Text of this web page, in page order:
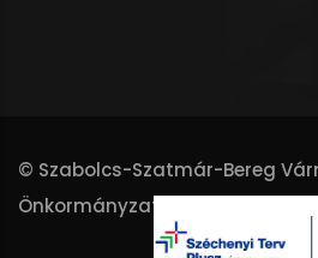
© Szabolcs-Szatmár-Bereg
Önkormányzata - 2025